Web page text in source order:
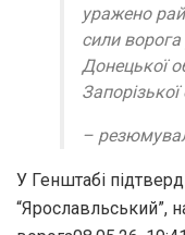
уражено
сили
Донецької
Запорізької
–
У Генштабі
“Ярославльський”,